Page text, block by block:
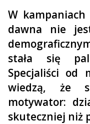
W
dawna nie
stała się
Specjaliści od
wiedzą, że
motywator:
skuteczniej niż